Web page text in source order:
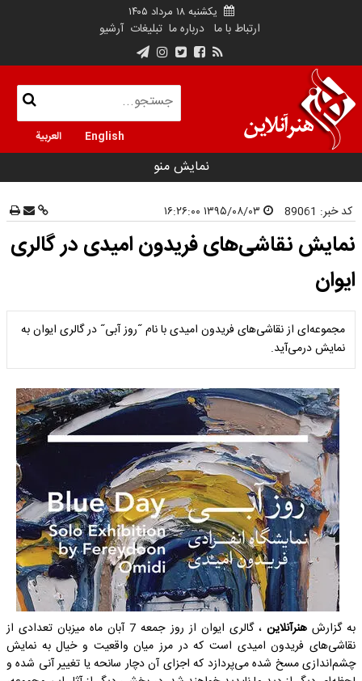
یکشنبه ۱۸ مرداد ۱۴۰۵
ارتباط با ما درباره ما تبلیغات آرشیو
English العربية
نمایش منو
کد خبر: 89061
نمایش نقاشی‌های فریدون امیدی در گالری
ایوان
مجموعه‌ای از نقاشی‌های فریدون امیدی با نام ˝روز آبی˝ در گالری ایوان به
نمایش درمی‌آید.
به گزارشهنرآنلاین
، گالری ایوان از روز جمعه 7 آبان ماه میزبان تعدادی از
نقاشی‌های فریدون امیدی است که در مرز میان واقعیت و خیال به نمایش
چشم‌اندازی مسخ شده می‌پردازد که اجزای آن دچار سانحه یا تغییر آنی شده‌ و